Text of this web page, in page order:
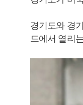
경기도와 경
드에서 열리